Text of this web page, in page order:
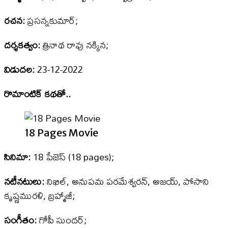
రచన:ప్రసన్నకుమార్‌;
దర్శకత్వం:త్రినాథ రావు నక్కిన;
విడుదల:23-12-2022
రొమాంటిక్‌ కథతో..
18 Pages Movie
సినిమా:18 పేజెస్‌ (18 pages);
నటీనటులు:నిఖిల్‌, అనుపమ పరమేశ్వరన్‌, అజయ్‌, పోసాని
కృష్ణమురళి, బ్రహ్మాజీ;
సంగీతం:గోపీ సుందర్‌;